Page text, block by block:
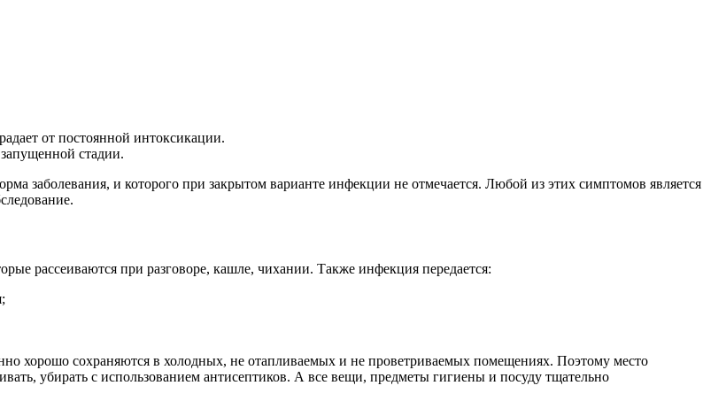
от постоянной интоксикации.
стадии.
заболевания, и которого при закрытом варианте инфекции не отмечается. Любой из этих симптомов является
рассеиваются при разговоре, кашле, чихании. Также инфекция передается:
хорошо сохраняются в холодных, не отапливаемых и не проветриваемых помещениях. Поэтому место
убирать с использованием антисептиков. А все вещи, предметы гигиены и посуду тщательно